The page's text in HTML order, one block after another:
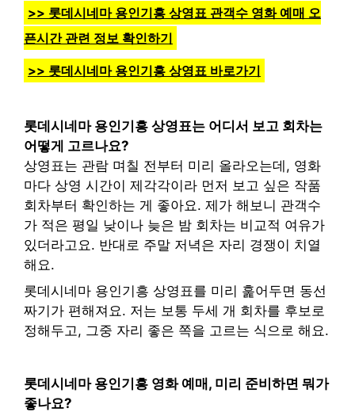
>> 롯데시네마 용인기흥 상영표 관객수 영화 예매 오
픈시간 관련 정보 확인하기
>> 롯데시네마 용인기흥 상영표 바로가기
롯데시네마 용인기흥 상영표는 어디서 보고 회차는
어떻게 고르나요?
상영표는 관람 며칠 전부터 미리 올라오는데, 영화
마다 상영 시간이 제각각이라 먼저 보고 싶은 작품
회차부터 확인하는 게 좋아요. 제가 해보니 관객수
가 적은 평일 낮이나 늦은 밤 회차는 비교적 여유가
있더라고요. 반대로 주말 저녁은 자리 경쟁이 치열
해요.
롯데시네마 용인기흥 상영표를 미리 훑어두면 동선
짜기가 편해져요. 저는 보통 두세 개 회차를 후보로
정해두고, 그중 자리 좋은 쪽을 고르는 식으로 해요.
롯데시네마 용인기흥 영화 예매, 미리 준비하면 뭐가
좋나요?